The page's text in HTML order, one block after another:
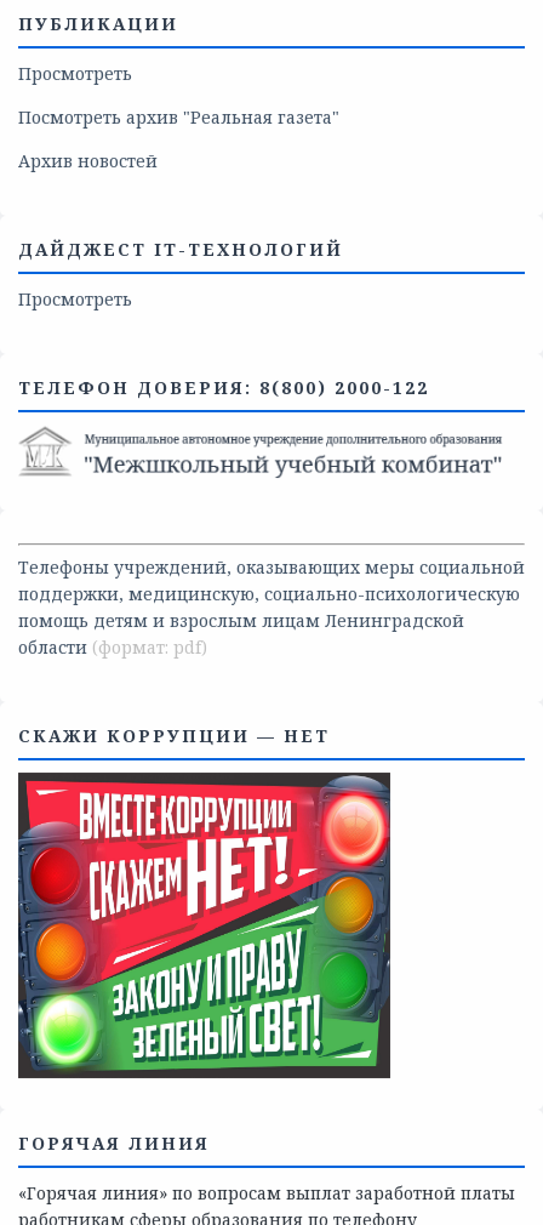
ПУБЛИКАЦИИ
Просмотреть
Посмотреть архив "Реальная газета"
Архив новостей
ДАЙДЖЕСТ IT-ТЕХНОЛОГИЙ
Просмотреть
ТЕЛЕФОН ДОВЕРИЯ: 8(800) 2000-122
Телефоны учреждений, оказывающих меры социальной
поддержки, медицинскую, социально-психологическую
помощь детям и взрослым лицам Ленинградской
области
СКАЖИ КОРРУПЦИИ — НЕТ